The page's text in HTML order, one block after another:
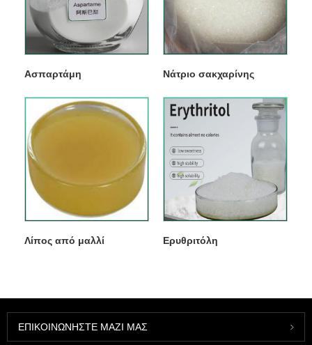
Ασπαρτάμη Νάτριο σακχαρίνης
Λίπος από μαλλί Ερυθριτόλη
ΕΠΙΚΟΙΝΩΝΉΣΤΕ ΜΑΖΊ ΜΑΣ